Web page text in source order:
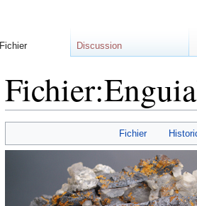
Fichier
Fichier Discussion